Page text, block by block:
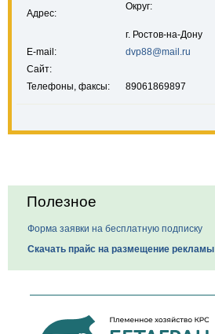
Адрес:
Округ:
г. Ростов-на-Дону
E-mail:
dvp88@mail.ru
Сайт:
Телефоны, факсы:
89061869897
Полезное
Форма заявки на бесплатную подписку
Скачать прайс на размещение рекламы